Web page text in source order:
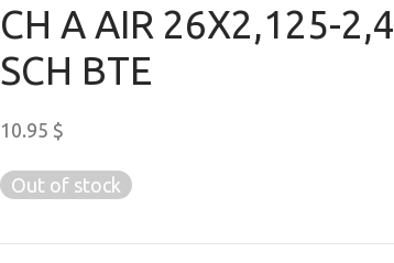
CH A AIR 26X2,125-2,4
SCH BTE
10.95 $
Out of stock